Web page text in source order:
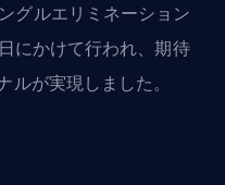
グルエリミネーション
にかけて行われ、期待
が実現しました。